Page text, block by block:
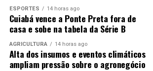
ESPORTES 14 horas ago
Cuiabá vence a Ponte Preta fora de
casa e sobe na tabela da Série B
AGRICULTURA 14 horas ago
Alta dos insumos e eventos climáticos
ampliam pressão sobre o agronegócio